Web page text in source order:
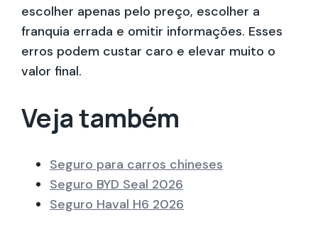
escolher apenas pelo preço, escolher a
franquia errada e omitir informações. Esses
erros podem custar caro e elevar muito o
valor final.
Veja também
Seguro para carros chineses
Seguro BYD Seal 2026
Seguro Haval H6 2026